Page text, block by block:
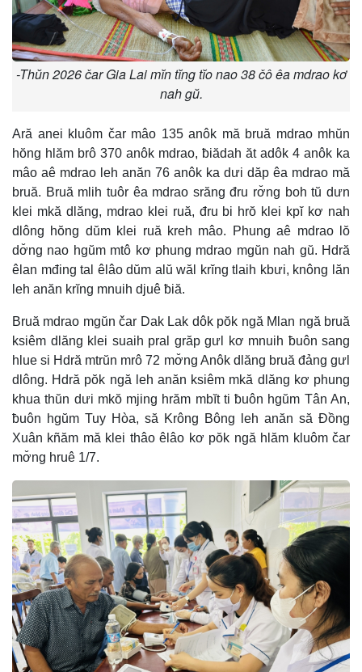
-Thŭn 2026 čar Gia Lai mĭn tĭng tĭo nao 38 čô êa mdrao kơ
nah gŭ.
Ară anei kluôm čar mâo 135 anôk mă bruă mdrao mhŭn
hŏng hlăm brô 370 anôk mdrao, ƀiădah ăt adôk 4 anôk ka
mâo aê mdrao leh anăn 76 anôk ka dưi dăp êa mdrao mă
bruă. Bruă mlih tuôr êa mdrao srăng đru rơ̆ng boh tŭ dưn
klei mkă dlăng, mdrao klei ruă, đru bi hrŏ klei kpĭ kơ nah
dlông hŏng dŭm klei ruă kreh mâo. Phung aê mdrao lŏ
dơ̆ng nao hgŭm mtô kơ phung mdrao mgŭn nah gŭ. Hdră
êlan mđing tal êlâo dŭm alŭ wăl krĭng tlaih kbưi, knông lăn
leh anăn krĭng mnuih djuê ƀiă.
Bruă mdrao mgŭn čar Dak Lak dôk pŏk ngă Mlan ngă bruă
ksiêm dlăng klei suaih pral grăp gưl kơ mnuih ƀuôn sang
hlue si Hdră mtrŭn mrô 72 mơ̆ng Anôk dlăng bruă đảng gưl
dlông. Hdră pŏk ngă leh anăn ksiêm mkă dlăng kơ phung
khua thŭn dưi mkŏ mjing hrăm mbĭt ti ƀuôn hgŭm Tân An,
ƀuôn hgŭm Tuy Hòa, să Krông Bông leh anăn să Đồng
Xuân kñăm mă klei thâo êlâo kơ pŏk ngă hlăm kluôm čar
mơ̆ng hruê 1/7.